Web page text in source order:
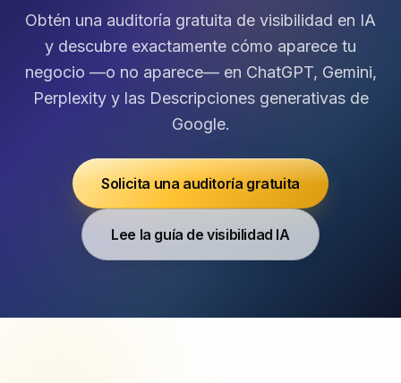
Obtén una auditoría gratuita de visibilidad en IA
y descubre exactamente cómo aparece tu
negocio —o no aparece— en ChatGPT, Gemini,
Perplexity y las Descripciones generativas de
Google.
Solicita una auditoría gratuita
Lee la guía de visibilidad IA